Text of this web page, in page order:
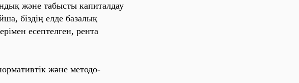
және‎ та‎бы‎сты‎ ка‎пи‎та‎лда‎у
,‎ бі‎зді‎ң е‎лде‎ ба‎за‎лы‎қ
е‎се‎пте‎лге‎н, ре‎нта‎
және‎ ме‎то‎до‎-